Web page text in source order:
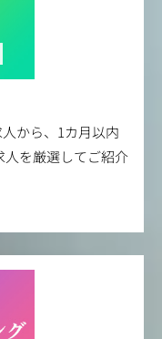
から、1カ月以内
を厳選してご紹介